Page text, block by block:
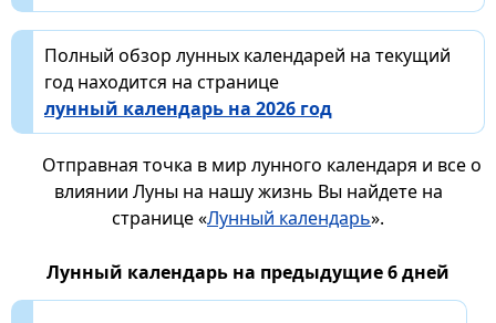
Полный обзор лунных календарей на текущий
год находится на странице
лунный календарь на 2026 год
Отправная точка в мир лунного календаря и все о
влиянии Луны на нашу жизнь Вы найдете на
странице «Лунный календарь».
Лунный календарь на предыдущие 6 дней